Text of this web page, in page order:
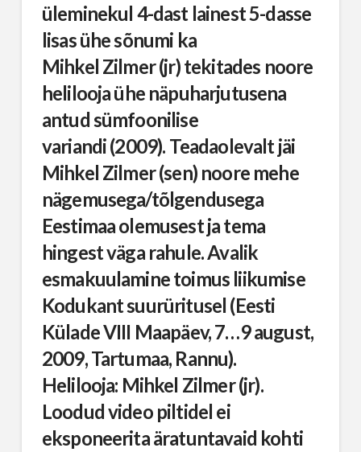
üleminekul 4-dast lainest 5-dasse
lisas ühe sõnumi ka
Mihkel Zilmer (jr) tekitades noore
helilooja ühe näpuharjutusena
antud sümfoonilise
variandi (2009). Teadaolevalt jäi
Mihkel Zilmer (sen) noore mehe
nägemusega/tõlgendusega
Eestimaa olemusest ja tema
hingest väga rahule. Avalik
esmakuulamine toimus liikumise
Kodukant suurüritusel (Eesti
Külade VIII Maapäev, 7…9 august,
2009, Tartumaa, Rannu).
Helilooja: Mihkel Zilmer (jr).
Loodud video piltidel ei
eksponeerita äratuntavaid kohti